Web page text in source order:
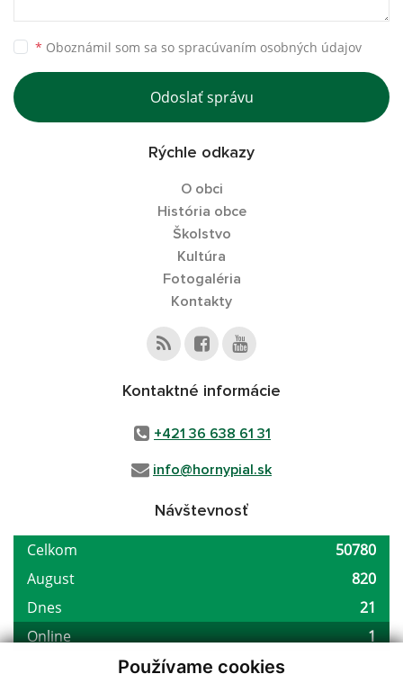
Používame cookies
* Oboznámil som sa so spracúvaním osobných údajov
Odoslať správu
Rýchle odkazy
O obci
História obce
Školstvo
Kultúra
Fotogaléria
Kontakty
Kontaktné informácie
+421 36 638 61 31
info@hornypial.sk
Návštevnosť